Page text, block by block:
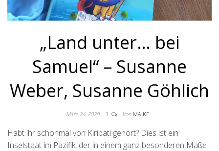
„Land unter… bei
Samuel“ – Susanne
Weber, Susanne Göhlich
März 24, 2020 3 Von MAIKE
Habt ihr schonmal von Kiribati gehört? Dies ist ein
Inselstaat im Pazifik, der in einem ganz besonderen Maße